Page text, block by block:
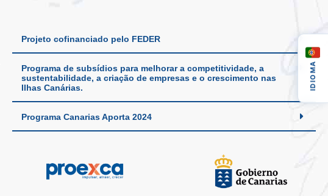
Projeto cofinanciado pelo FEDER
Programa de subsídios para melhorar a competitividade, a
sustentabilidade, a criação de empresas e o crescimento nas
Ilhas Canárias.
Programa Canarias Aporta 2024
IDIOMA